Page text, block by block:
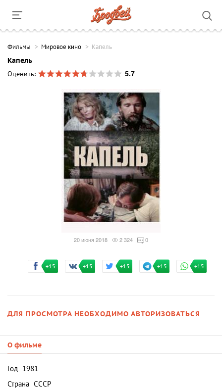
Фильмы Мировое кино Капель
Капель
Оценить:
5.7
20 июня 2018 2 324 0
+15 +15 +15 +15 +15
ДЛЯ ПРОСМОТРА НЕОБХОДИМО АВТОРИЗОВАТЬСЯ
О фильме
Год 1981
Страна СССР